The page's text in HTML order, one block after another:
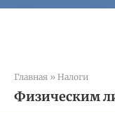
Главная » Налоги
Физическим